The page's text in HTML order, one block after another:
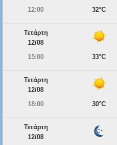
12:00
32°C
Τετάρτη
12/08
15:00
33°C
Τετάρτη
12/08
18:00
30°C
Τετάρτη
12/08